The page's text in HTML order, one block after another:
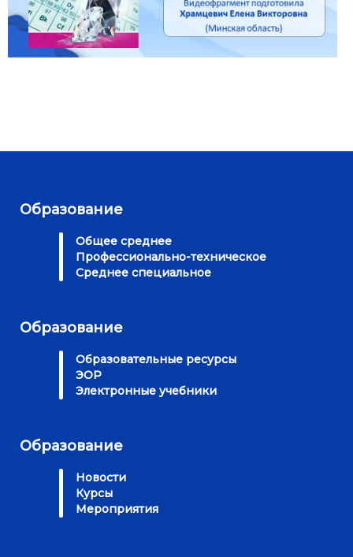
Образование
Общее среднее
Профессионально-техническое
Среднее специальное
Образование
Образовательные ресурсы
ЭОР
Электронные учебники
Образование
Новости
Курсы
Мероприятия